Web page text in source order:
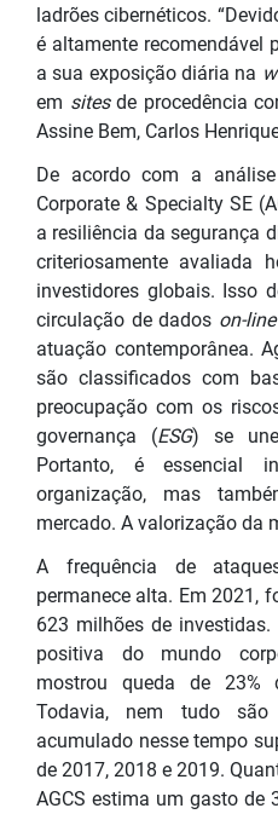
ladrões cibernéticos.
é altamente recomendável
a sua exposição diária na
em sites de procedência
Assine Bem, Carlos
De acordo com a
Corporate & Specialty SE
a resiliência da segurança
criteriosamente avaliada
investidores globais. Isso
circulação de dados on-
atuação contemporânea.
são classificados com
preocupação com os
governança (ESG) se
Portanto, é essencial
organização, mas
mercado. A valorização da
A frequência de
permanece alta. Em 2021,
623 milhões de
positiva do mundo
mostrou queda de 23%
Todavia, nem tudo
acumulado nesse tempo
de 2017, 2018 e 2019.
AGCS estima um gasto de